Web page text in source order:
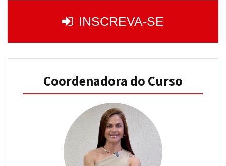
INSCREVA-SE
Coordenadora do Curso